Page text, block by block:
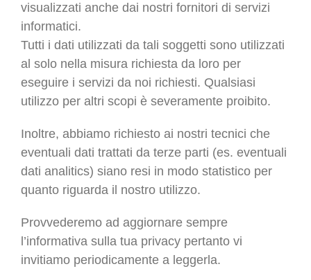
visualizzati anche dai nostri fornitori di servizi
informatici.
Tutti i dati utilizzati da tali soggetti sono utilizzati
al solo nella misura richiesta da loro per
eseguire i servizi da noi richiesti. Qualsiasi
utilizzo per altri scopi è severamente proibito.
Inoltre, abbiamo richiesto ai nostri tecnici che
eventuali dati trattati da terze parti (es. eventuali
dati analitics) siano resi in modo statistico per
quanto riguarda il nostro utilizzo.
Provvederemo ad aggiornare sempre
l’informativa sulla tua privacy pertanto vi
invitiamo periodicamente a leggerla.